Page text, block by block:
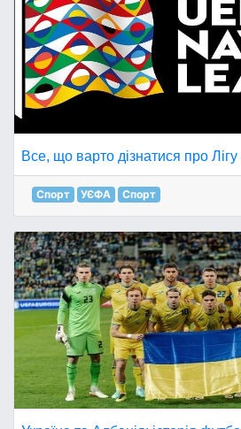
Все, що варто дізнатися про
Спорт УЄФА Спорт